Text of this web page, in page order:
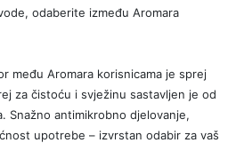
odaberite između Aromara
među Aromara korisnicama je sprej
za čistoću i svježinu sastavljen je od
Snažno antimikrobno djelovanje,
upotrebe – izvrstan odabir za vaš